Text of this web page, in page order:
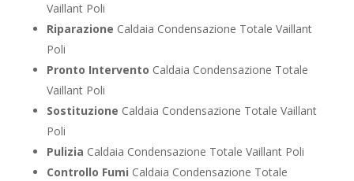
Vaillant Poli
Riparazione Caldaia Condensazione Totale Vaillant
Poli
Pronto Intervento Caldaia Condensazione Totale
Vaillant Poli
Sostituzione Caldaia Condensazione Totale Vaillant
Poli
Pulizia Caldaia Condensazione Totale Vaillant Poli
Controllo Fumi Caldaia Condensazione Totale